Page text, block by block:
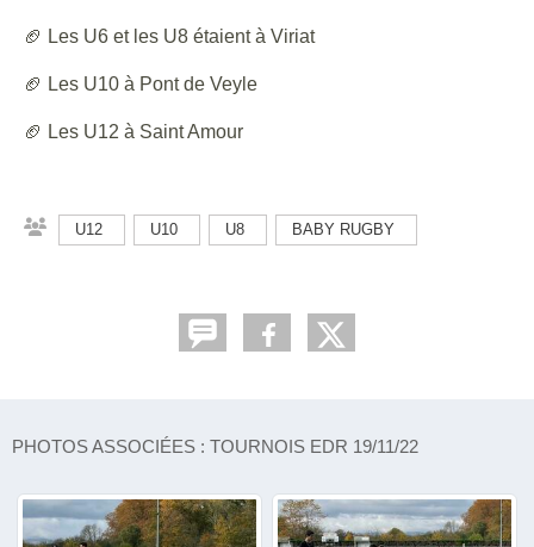
🏈 Les U6 et les U8 étaient à Viriat
🏈 Les U10 à Pont de Veyle
🏈 Les U12 à Saint Amour
U12 U10 U8 BABY RUGBY
PHOTOS ASSOCIÉES : TOURNOIS EDR 19/11/22